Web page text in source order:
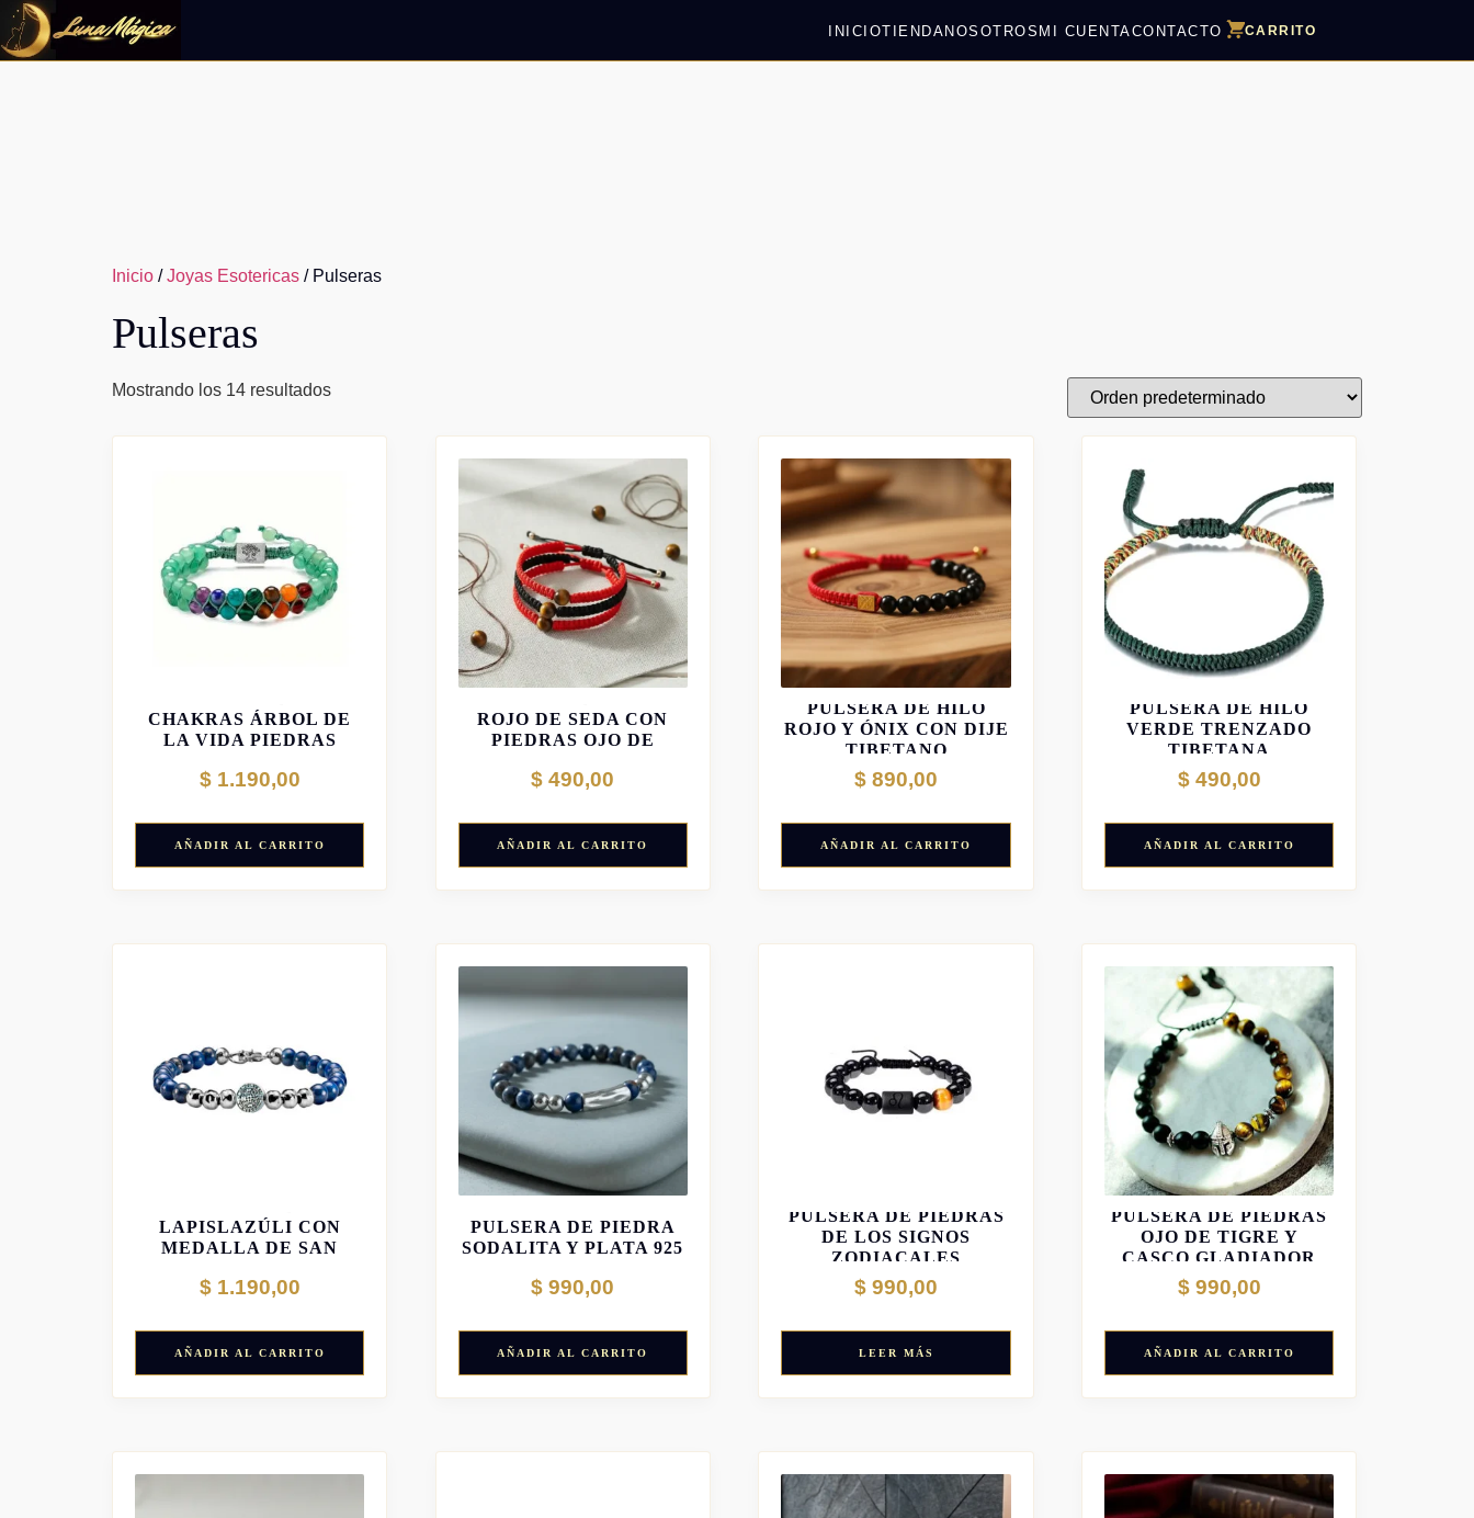
INICIOTIENDANOSOTROS MI CUENTACONTACTO CARRITO
Inicio /Joyas Esotericas / Pulseras
Pulseras
Mostrando los 14 resultados
CHAKRAS ÁRBOL DE
LA VIDA PIEDRAS
$1.190,00
AÑADIR AL CARRITO
ROJO DE SEDA CON
PIEDRAS OJO DE
$ 490,00
AÑADIR AL CARRITO
PULSERA DE HILO
ROJO Y ÓNIX CON DIJE
TIBETANO
$ 890,00
AÑADIR AL CARRITO
PULSERA DE HILO
VERDE TRENZADO
TIBETANA
$490,00
AÑADIR AL CARRITO
LAPISLAZÚLI CON
MEDALLA DE SAN
$1.190,00
AÑADIR AL CARRITO
PULSERA DE PIEDRA
SODALITA Y PLATA 925
$ 990,00
AÑADIR AL CARRITO
PULSERA DE PIEDRAS
DE LOS SIGNOS
ZODIACALES
$ 990,00
LEER MÁS
PULSERA DE PIEDRAS
OJO DE TIGRE Y
CASCO GLADIADOR
$990,00
AÑADIR AL CARRITO